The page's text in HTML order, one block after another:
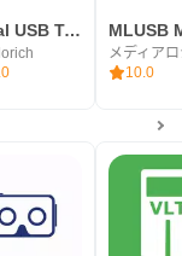
Serial USB Terminal
10.0